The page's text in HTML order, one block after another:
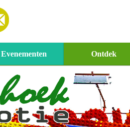
Evenementen Ontdek